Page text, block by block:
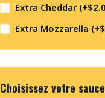
Extra Cheddar (+$
Extra Mozzarella (+$
Choisissez votre sauce